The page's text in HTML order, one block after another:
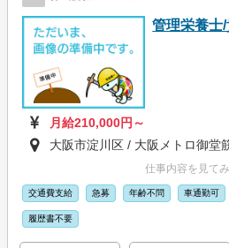
管理栄養士
月給210,000円～
大阪市淀川区 / 大阪メトロ御堂
仕事内容を見て
交通費支給 急募 年齢不問 車通勤可
履歴書不要